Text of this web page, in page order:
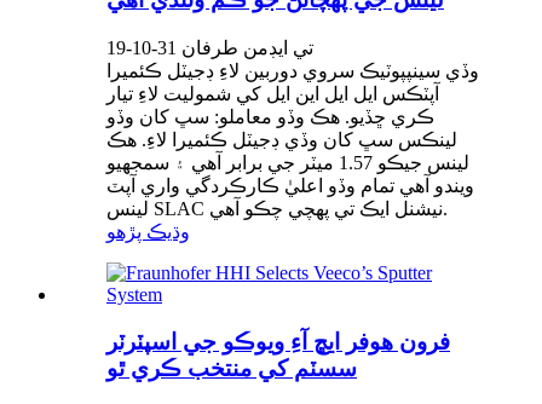
19-10-31 تي ايڊمن طرفان
وڏي سينپپوٽيڪ سروي دوربين لاءِ ڊجيٽل ڪئميرا
آپٽڪس ايل ايل اين ايل کي شموليت لاءِ تيار
ڪري ڇڏيو. هڪ وڏو معاملو: سڀ کان وڏو
لينڪس سڀ کان وڏي ڊجيٽل ڪئميرا لاءِ. هڪ
لينس جيڪو 1.57 ميٽر جي برابر آهي ۽ سمجهيو
ويندو آهي تمام وڏو اعليٰ ڪارڪردگي واري آپٽ
لينس SLAC نيشنل ايڪ تي پهچي چڪو آهي.
وڌيڪ پڙهو
فرون هوفر ايڇ آءِ ويوڪو جي اسپٽرٽر
سسٽم کي منتخب ڪري ٿو